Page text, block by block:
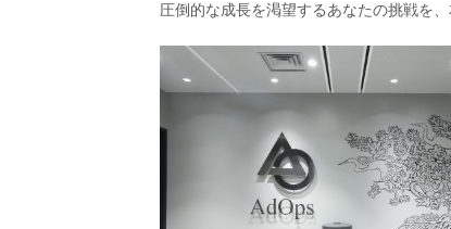
圧倒的な成長を渇望するあなたの挑戦を、